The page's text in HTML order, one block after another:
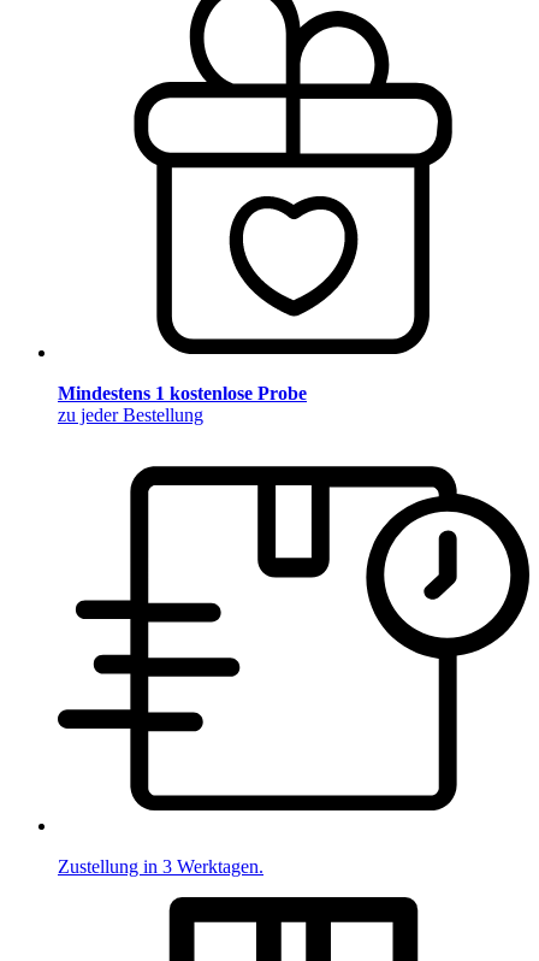
Mindestens 1 kostenlose Probe
zu jeder Bestellung
Zustellung in 3 Werktagen.